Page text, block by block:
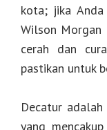
kota; jika
Wilson Morgan
cerah dan
pastikan untuk
Decatur
yang